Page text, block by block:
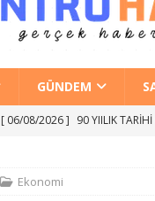
GÜNDEM
[ 06/08/2026 ] 90 YIILIK
İZMİR KÜLTÜR
EĞITIM
Ekonomi